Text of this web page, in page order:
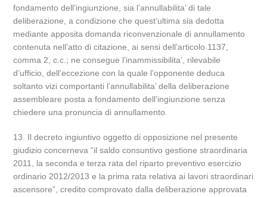
fondamento dell’ingiunzione, sia l’annullabilita’ di tale
deliberazione, a condizione che quest’ultima sia dedotta
mediante apposita domanda riconvenzionale di annullamento
contenuta nell’atto di citazione, ai sensi dell’articolo 1137,
comma 2, c.c.; ne consegue l’inammissibilita’, rilevabile
d’ufficio, dell’eccezione con la quale l’opponente deduca
soltanto vizi comportanti l’annullabilita’ della deliberazione
assembleare posta a fondamento dell’ingiunzione senza
chiedere una pronuncia di annullamento.
13. Il decreto ingiuntivo oggetto di opposizione nel presente
giudizio concerneva “il saldo consuntivo gestione straordinaria
2011, la seconda e terza rata del riparto preventivo esercizio
ordinario 2012/2013 e la prima rata relativa ai lavori straordinari
ascensore”, credito comprovato dalla deliberazione approvata